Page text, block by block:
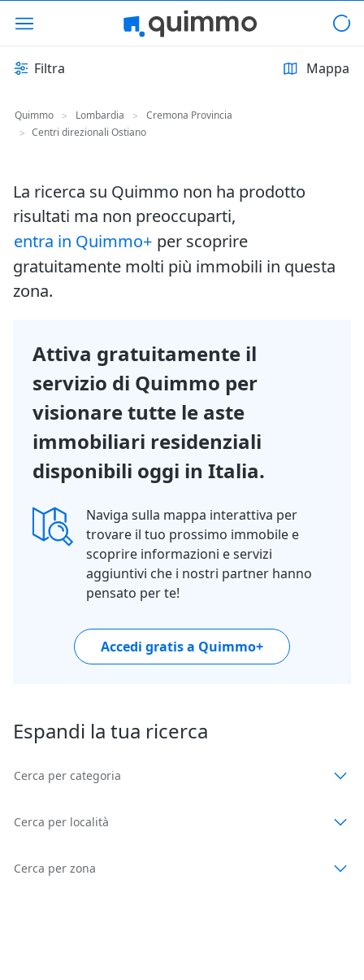
Filtra Mappa
Quimmo > Lombardia >
Cremona Provincia
> Centri direzionali Ostiano
La ricerca su Quimmo non ha prodotto
risultati ma non preoccuparti,
entra in Quimmo+ per scoprire
gratuitamente molti più immobili in questa
zona.
Attiva gratuitamente il
servizio di Quimmo per
visionare tutte le aste
immobiliari residenziali
disponibili oggi in Italia.
Naviga sulla mappa interattiva per
trovare il tuo prossimo immobile e
scoprire informazioni e servizi
aggiuntivi che i nostri partner hanno
pensato per te!
Accedi gratis a Quimmo+
Espandi la tua ricerca
Cerca per categoria
Cerca per località
Cerca per zona